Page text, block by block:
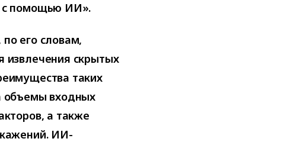
с помощью ИИ».
его словам,
извлечения скрытых
таких
объемы входных
а также
ИИ-